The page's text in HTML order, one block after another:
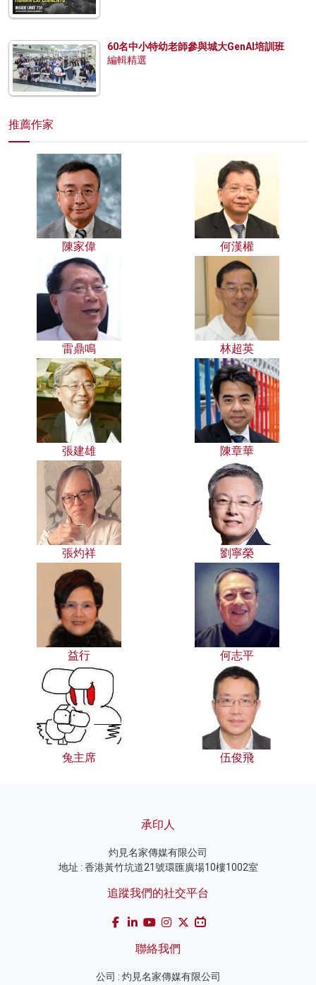
60名中小特幼老師參與城大GenAI培訓班
編輯精選
推薦作家
陳家偉 何漢權
雷鼎鳴 林超英
張建雄 陳章華
張灼祥 劉寧榮
益行 何志平
兔主席 伍俊飛
承印人
灼見名家傳媒有限公司
地址 : 香港黃竹坑道21號環匯廣場10樓1002室
追蹤我們的社交平台
聯絡我們
公司 : 灼見名家傳媒有限公司